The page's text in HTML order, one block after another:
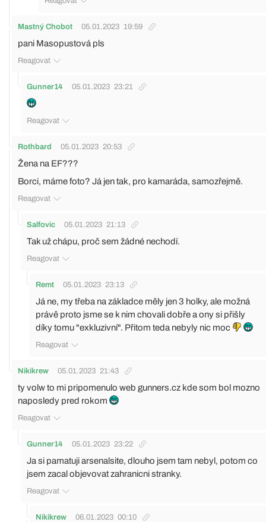
Mastný Chobot 05.01.2023 19:59
pani Masopustová pls
Reagovat
Gunner14 05.01.2023 23:21
Reagovat
Rothbard 05.01.2023 20:53
Žena na EF???
Borci, máme foto? Já jen tak, pro kamaráda, samozřejmě.
Reagovat
Salfovic 05.01.2023 21:13
Tak už chápu, proč sem žádné nechodí.
Reagovat
Remt 05.01.2023 23:13
Já ne, my třeba na základce měly jen 3 holky, ale možná
právě proto jsme se k nim chovali dobře a ony si přišly
díky tomu "exkluzivní". Přitom teda nebyly nic moc
Reagovat
Nikikrew 05.01.2023 21:43
ty volw to mi pripomenulo web gunners.cz kde som bol mozno
naposledy pred rokom
Reagovat
Gunner14 05.01.2023 23:22
Ja si pamatuji arsenalsite, dlouho jsem tam nebyl, potom co
jsem zacal objevovat zahranicni stranky.
Reagovat
Nikikrew 06.01.2023 00:10